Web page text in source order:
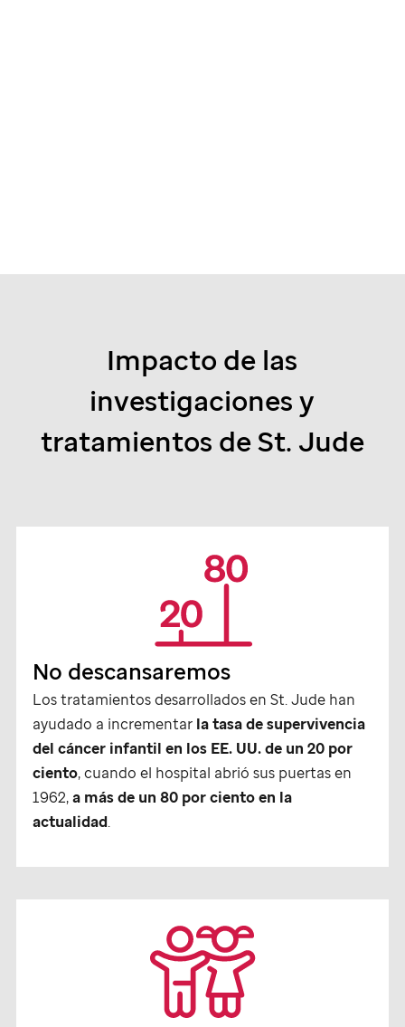
Impacto de las
investigaciones y
tratamientos deSt. Jude
No descansaremos
Los tratamientos desarrollados en St. Jude han
ayudado a incrementar la tasa de supervivencia
del cáncer infantil en los EE. UU. de un 20 por
ciento, cuando el hospital abrió sus puertas en
1962,a más de un 80 por ciento en la
actualidad.